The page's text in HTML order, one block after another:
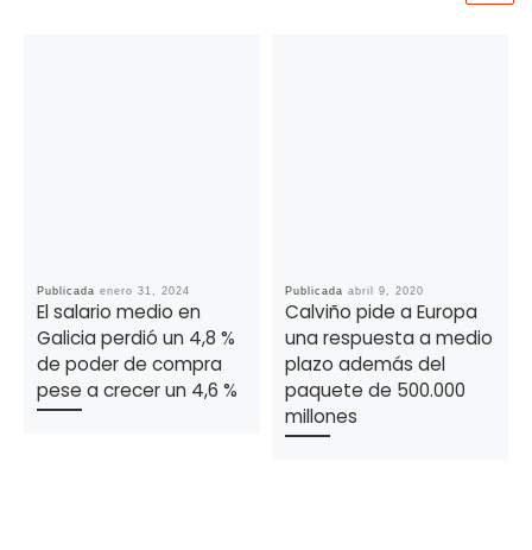
Publicada enero 31, 2024
El salario medio en
Galicia perdió un 4,8 %
de poder de compra
pese a crecer un 4,6 %
Publicada abril 9, 2020
Calviño pide a Europa
una respuesta a medio
plazo además del
paquete de 500.000
millones